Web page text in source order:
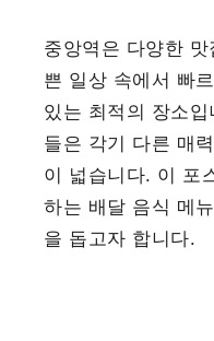
중앙역은 다양한
쁜 일상 속에서 빠
있는 최적의 장소
들은 각기 다른 매
이 넓습니다. 이 포
하는 배달 음식 메
을 돕고자 합니다.